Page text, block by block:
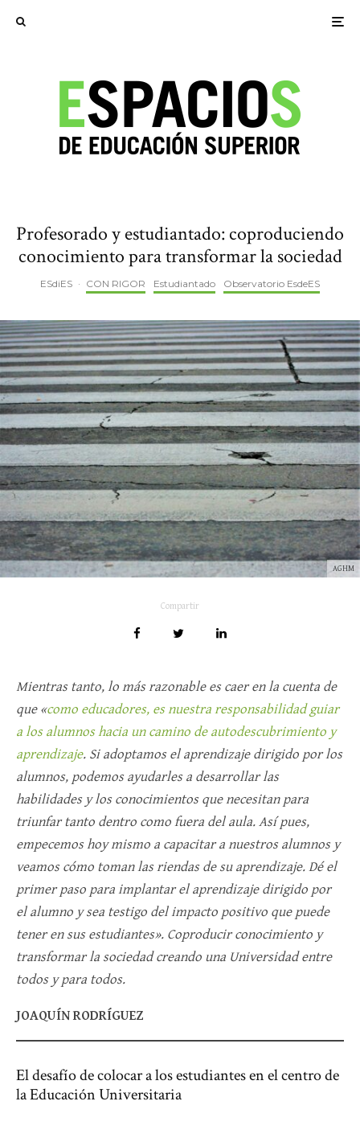
Profesorado y estudiantado: coproduciendo
conocimiento para transformar la sociedad
ESdiES · CON RIGOR Estudiantado Observatorio EsdeES
AGHM
Compartir
Mientras tanto, lo más razonable es caer en la cuenta de
que «como educadores, es nuestra responsabilidad guiar
a los alumnos hacia un camino de autodescubrimiento y
aprendizaje. Si adoptamos el aprendizaje dirigido por los
alumnos, podemos ayudarles a desarrollar las
habilidades y los conocimientos que necesitan para
triunfar tanto dentro como fuera del aula. Así pues,
empecemos hoy mismo a capacitar a nuestros alumnos y
veamos cómo toman las riendas de su aprendizaje. Dé el
primer paso para implantar el aprendizaje dirigido por
el alumno y sea testigo del impacto positivo que puede
tener en sus estudiantes». Coproducir conocimiento y
transformar la sociedad creando una Universidad entre
todos y para todos.
JOAQUÍN RODRÍGUEZ
El desafío de colocar a los estudiantes en el centro de
la Educación Universitaria